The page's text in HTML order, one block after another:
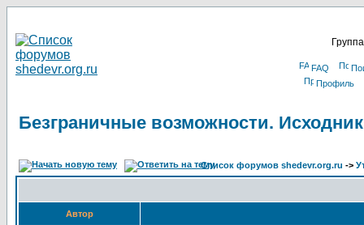
FAQ
Профиль
Безграничные возможности.
Список форумов shedevr.org.ru ->
Автор